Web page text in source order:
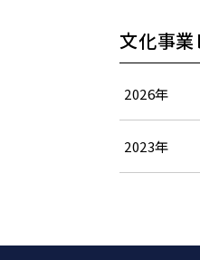
文化事
2026年
2023年